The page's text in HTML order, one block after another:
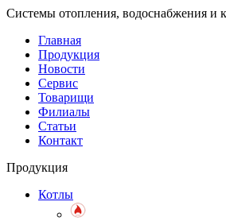
Системы отопления, водоснабжения и
Главная
Продукция
Новости
Сервис
Товарищи
Филиалы
Статьи
Контакт
Продукция
Котлы